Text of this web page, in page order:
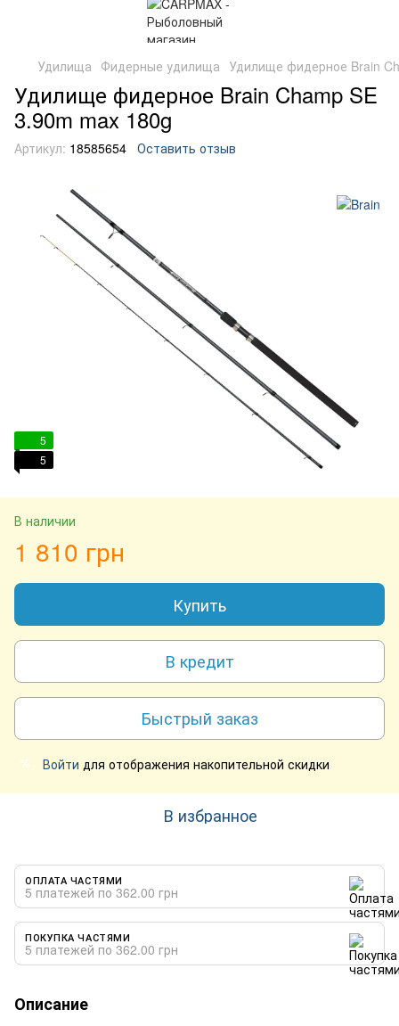
Удилища Фидерные удилища Удилище фидерное Brain
Удилище фидерное Brain Champ SE
3.90m max 180g
Артикул: 18585654 Оставить отзыв
5
5
В наличии
1 810 грн
Купить
В кредит
Быстрый заказ
% Войти для отображения накопительной скидки
В избранное
ОПЛАТА ЧАСТЯМИ
5 платежей по 362.00 грн
ПОКУПКА ЧАСТЯМИ
5 платежей по 362.00 грн
Описание